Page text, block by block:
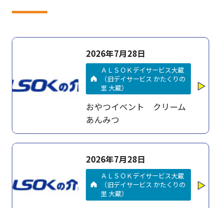
2026年7月28日
ＡＬＳＯＫデイサービス大蔵
（旧デイサービス かたくりの
里 大蔵）
おやつイベント クリーム
あんみつ
2026年7月28日
ＡＬＳＯＫデイサービス大蔵
（旧デイサービス かたくりの
里 大蔵）